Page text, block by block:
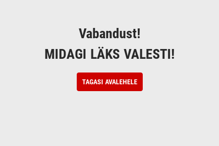
Vabandust!
MIDAGI LÄKS VALESTI!
TAGASI AVALEHELE